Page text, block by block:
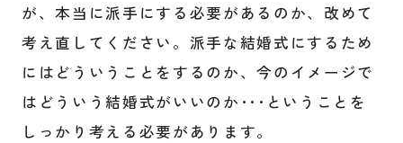
が、本当に派手にする必要があるのか、改めて
考え直してください。派手な結婚式にするため
にはどういうことをするのか、今のイメージで
はどういう結婚式がいいのか･･･ということを
しっかり考える必要があります。